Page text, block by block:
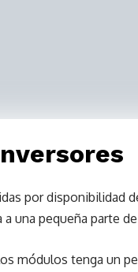
por disponibilidad
una pequeña parte
módulos tenga un